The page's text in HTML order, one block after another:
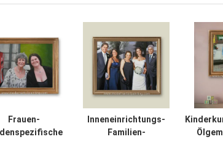
Frauen-
Inneneinrichtungs-
Familien-